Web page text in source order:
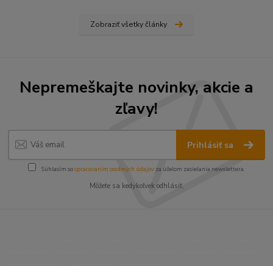
Zobraziť všetky články
Nepremeškajte novinky, akcie a
zľavy!
Prihlásiť sa
Súhlasím sospracovaním osobných údajov za účelom zasielania newslettera.
Môžete sa kedykoľvek odhlásiť.